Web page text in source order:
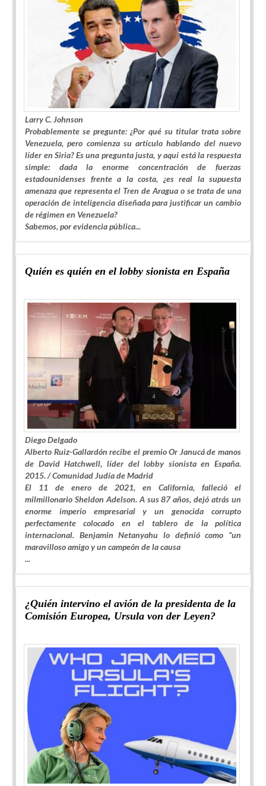
Larry C. Johnson
Probablemente se pregunte: ¿Por qué su titular trata sobre
Venezuela, pero comienza su artículo hablando del nuevo
líder en Siria? Es una pregunta justa, y aquí está la respuesta
simple: dada la enorme concentración de fuerzas
estadounidenses frente a la costa, ¿es real la supuesta
amenaza que representa el Tren de Aragua o se trata de una
operación de inteligencia diseñada para justificar un cambio
de régimen en Venezuela?
Sabemos, por evidencia pública...
Quién es quién en el lobby sionista en España
Diego Delgado
Alberto Ruiz-Gallardón recibe el premio Or Janucá de manos
de David Hatchwell, líder dellobby sionista en España.
2015. /Comunidad Judía de Madrid
El 11 de enero de 2021, en California, falleció el
milmillonario Sheldon Adelson. A sus 87 años, dejó atrás un
enorme imperio empresarial y un genocida corrupto
perfectamente colocado en el tablero de la política
internacional. Benjamin Netanyahu lo definió como “un
maravilloso amigo y un campeón de la causa
...
¿Quién intervino el avión de la presidenta de la
Comisión Europea, Ursula von der Leyen?